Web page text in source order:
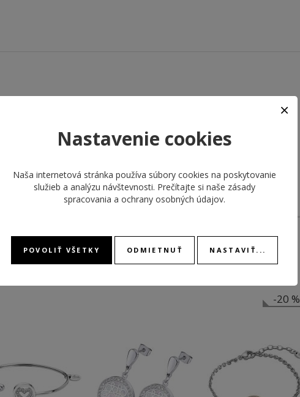
ODPORÚČANÉ PRODUKTY
-20 %
Nastavenie cookies
Naša internetová stránka používa súbory cookies na poskytovanie
služieb a analýzu návštevnosti. Prečítajte si naše zásady
spracovania a ochrany osobných údajov.
POVOLIŤ VŠETKY ODMIETNUŤ NASTAVIŤ...